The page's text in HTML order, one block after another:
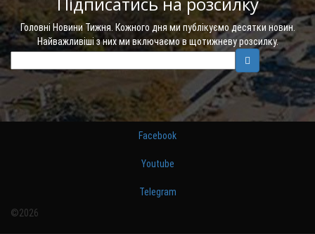
Головні Новини Тижня. Кожного дня ми публікуємо десятки новин.
Найважливіші з них ми включаємо в щотижневу розсилку.
Facebook
Youtube
Telegram
©2026